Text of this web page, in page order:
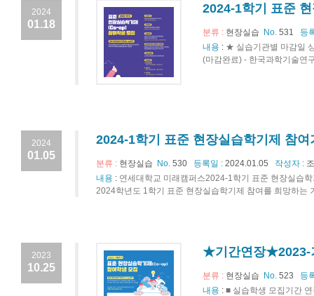
2024
01.18
2024-1학기 표준
분류 : 현장실습 No. 531
등
내용 : ★ 실습기관별 마감일
(마감완료) - 한국과학기술연
2024
01.05
2024-1학기 표준 현장실습학기제 참여
분류 : 현장실습 No. 530 등록일 : 2024.01.05 작성자 :
내용 : 연세대학교 미래캠퍼스2024-1학기 표준 현장실습
2024학년도 1학기 표준 현장실습학기제 참여를 희망하는
2023
10.25
★기간연장★2023-
분류 : 현장실습 No. 523
등
내용 : ■ 실습학생 모집기간